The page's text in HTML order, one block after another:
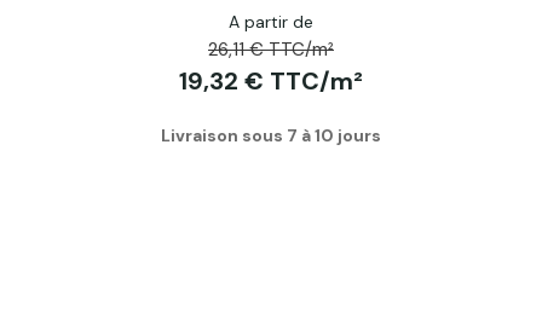
A partir de
26,11 € TTC/m²
19,32 € TTC/m²
Livraison sous 7 à 10 jours